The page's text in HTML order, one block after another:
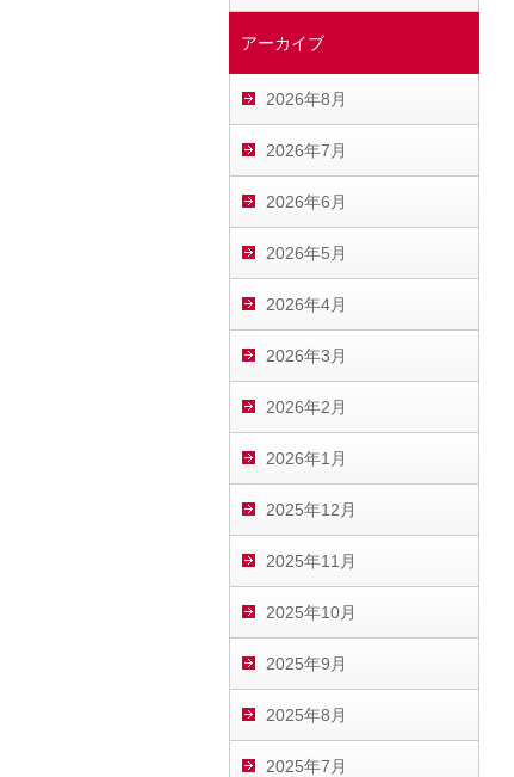
アーカイブ
2026年8月
2026年7月
2026年6月
2026年5月
2026年4月
2026年3月
2026年2月
2026年1月
2025年12月
2025年11月
2025年10月
2025年9月
2025年8月
2025年7月